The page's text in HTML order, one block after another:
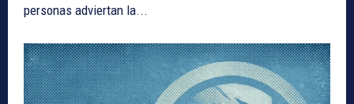
personas adviertan la...